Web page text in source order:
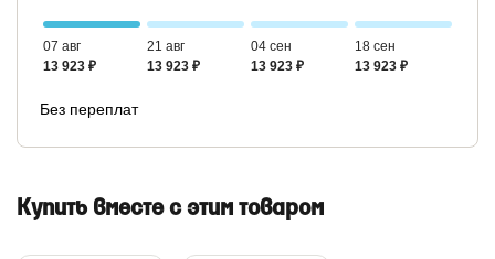
07 авг
13 923 ₽
21 авг
13 923 ₽
04 сен
13 923 ₽
18 сен
13 923 ₽
Без переплат
Купить вместе с этим товаром